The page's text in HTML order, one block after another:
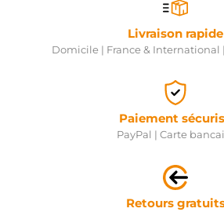
Livraison rapide
Domicile | France & International
Paiement
PayPal | Carte
Retours